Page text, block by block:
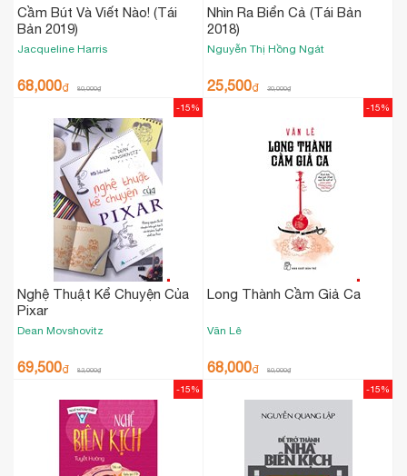
Cầm Bút Và Viết Nào! (Tái
Bản 2019)
Jacqueline Harris
68,000₫ 80,000₫
Nhìn Ra Biển Cả (Tái Bản
2018)
Nguyễn Thị Hồng Ngát
25,500₫ 30,000₫
Nghệ Thuật Kể Chuyện Của
Pixar
Dean Movshovitz
69,500₫ 82,000₫
-15%
Long Thành Cầm Giả Ca
Văn Lê
68,000₫ 80,000₫
-15%
-15% -15%